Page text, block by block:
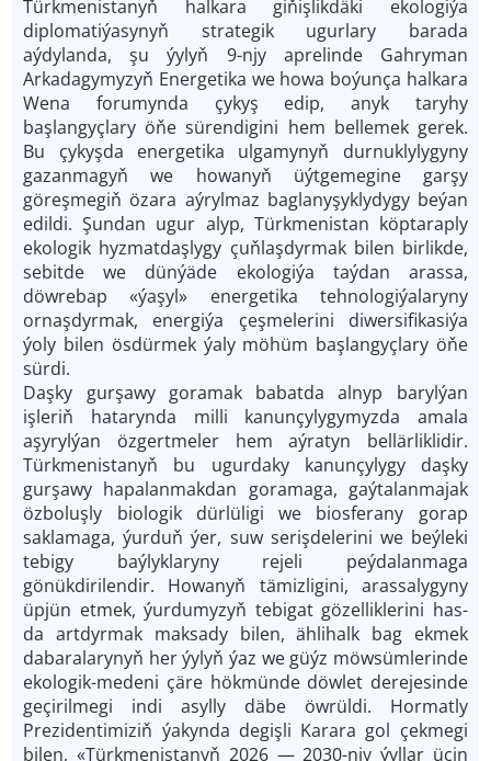
Türkmenistanyň halkara giňişlikdäki ekologiýa
diplomatiýasynyň strategik ugurlary barada
aýdylanda, şu ýylyň 9-njy aprelinde Gahryman
Arkadagymyzyň Energetika we howa boýunça halkara
Wena forumynda çykyş edip, anyk taryhy
başlangyçlary öňe sürendigini hem bellemek gerek.
Bu çykyşda energetika ulgamynyň durnuklylygyny
gazanmagyň we howanyň üýtgemegine garşy
göreşmegiň özara aýrylmaz baglanyşyklydygy beýan
edildi. Şundan ugur alyp, Türkmenistan köptaraply
ekologik hyzmatdaşlygy çuňlaşdyrmak bilen birlikde,
sebitde we dünýäde ekologiýa taýdan arassa,
döwrebap «ýaşyl» energetika tehnologiýalaryny
ornaşdyrmak, energiýa çeşmelerini diwersifikasiýa
ýoly bilen ösdürmek ýaly möhüm başlangyçlary öňe
sürdi.
Daşky gurşawy goramak babatda alnyp barylýan
işleriň hatarynda milli kanunçylygymyzda amala
aşyrylýan özgertmeler hem aýratyn bellärliklidir.
Türkmenistanyň bu ugurdaky kanunçylygy daşky
gurşawy hapalanmakdan goramaga, gaýtalanmajak
özboluşly biologik dürlüligi we biosferany gorap
saklamaga, ýurduň ýer, suw serişdelerini we beýleki
tebigy baýlyklaryny rejeli peýdalanmaga
gönükdirilendir. Howanyň tämizligini, arassalygyny
üpjün etmek, ýurdumyzyň tebigat gözelliklerini has-
da artdyrmak maksady bilen, ählihalk bag ekmek
dabaralarynyň her ýylyň ýaz we güýz möwsümlerinde
ekologik-medeni çäre hökmünde döwlet derejesinde
geçirilmegi indi asylly däbe öwrüldi. Hormatly
Prezidentimiziň ýakynda degişli Karara gol çekmegi
bilen, «Türkmenistanyň 2026 — 2030-njy ýyllar üçin